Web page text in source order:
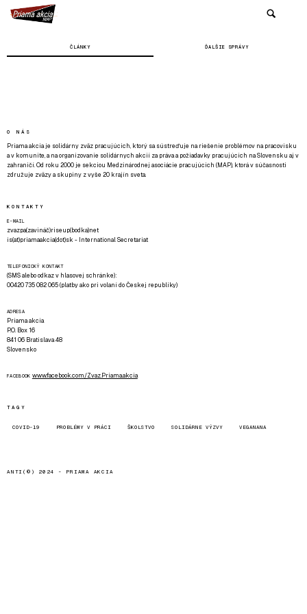
ČLÁNKY ĎALŠIE SPRÁVY
O NÁS
Priama akcia je solidárny zväz pracujúcich, ktorý sa sústreďuje na riešenie problémov na pracovisku
a v komunite, a na organizovanie solidárnych akcií za práva a požiadavky pracujúcich na Slovensku aj v
zahraničí. Od roku 2000 je sekciou Medzinárodnej asociácie pracujúcich (MAP), ktorá v súčasnosti
združuje zväzy a skupiny z vyše 20 krajín sveta.
KONTAKTY
E-MAIL
zvazpa(zavináč)riseup(bodka)net
is(at)priamaakcia(dot)sk - International Secretariat
TELEFONICKÝ KONTAKT
(SMS alebo odkaz v hlasovej schránke):
00420 735 082 065 (platby ako pri volaní do Českej republiky)
ADRESA
Priama akcia
P.O. Box 16
841 06 Bratislava 48
Slovensko
FACEBOOK www.facebook.com/Zvaz.Priama.akcia
TAGY
COVID-19 PROBLÉMY V PRÁCI ŠKOLSTVO SOLIDÁRNE VÝZVY VEGANANA
ANTI(©) 2024 - PRIAMA AKCIA